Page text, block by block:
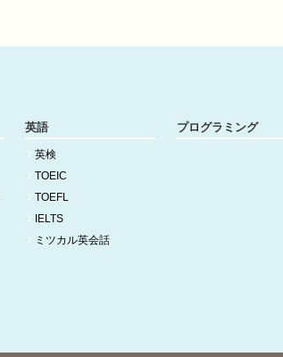
英語
英検
TOEIC
TOEFL
IELTS
ミツカル英会話
プログラミング